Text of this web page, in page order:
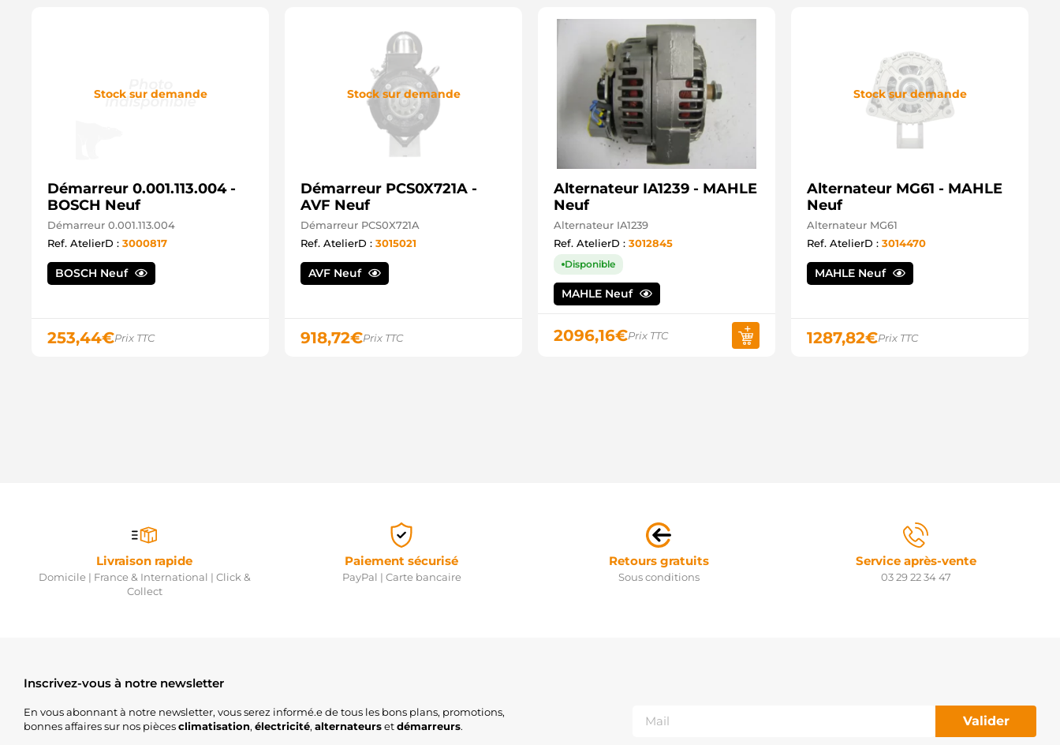
Stock sur demande
Démarreur 0.001.113.004 -
BOSCH Neuf
Démarreur 0.001.113.004
Ref. AtelierD : 3000817
BOSCH Neuf
253,44€Prix TTC
Stock sur demande
Démarreur PCS0X721A -
AVF Neuf
Démarreur PCS0X721A
Ref. AtelierD : 3015021
AVF Neuf
918,72€Prix TTC
Alternateur IA1239 - MAHLE
Neuf
Alternateur IA1239
Ref. AtelierD : 3012845
Disponible
MAHLE Neuf
2096,16€Prix TTC
Stock sur demande
Alternateur MG61 - MAHLE
Neuf
Alternateur MG61
Ref. AtelierD : 3014470
MAHLE Neuf
1287,82€Prix TTC
Livraison rapide
Domicile | France & International | Click &
Collect
Paiement sécurisé
PayPal | Carte bancaire
Retours gratuits
Sous conditions
Service après-vente
03 29 22 34 47
Inscrivez-vous à notre newsletter
En vous abonnant à notre newsletter, vous serez informé.e de tous les bons plans, promotions,
bonnes affaires sur nos piècesclimatisation, électricité, alternateursetdémarreurs. Valider